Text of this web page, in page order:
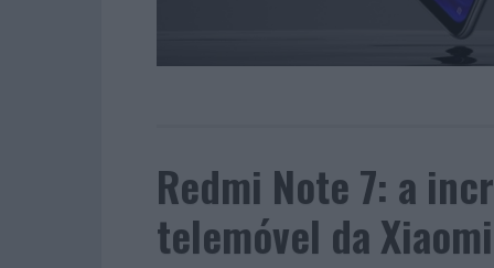
Redmi Note 7: a
telemóvel da Xiaomi